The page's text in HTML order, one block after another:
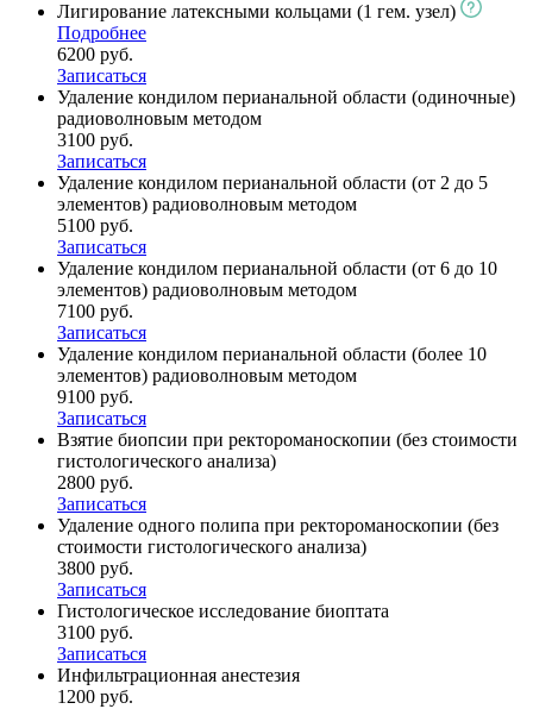
Лигирование латексными кольцами (1 гем. узел)
Подробнее
6200 руб.
Записаться
Удаление кондилом перианальной области (одиночные)
радиоволновым методом
3100 руб.
Записаться
Удаление кондилом перианальной области (от 2 до 5
элементов) радиоволновым методом
5100 руб.
Записаться
Удаление кондилом перианальной области (от 6 до 10
элементов) радиоволновым методом
7100 руб.
Записаться
Удаление кондилом перианальной области (более 10
элементов) радиоволновым методом
9100 руб.
Записаться
Взятие биопсии при ректороманоскопии (без стоимости
гистологического анализа)
2800 руб.
Записаться
Удаление одного полипа при ректороманоскопии (без
стоимости гистологического анализа)
3800 руб.
Записаться
Гистологическое исследование биоптата
3100 руб.
Записаться
Инфильтрационная анестезия
1200 руб.